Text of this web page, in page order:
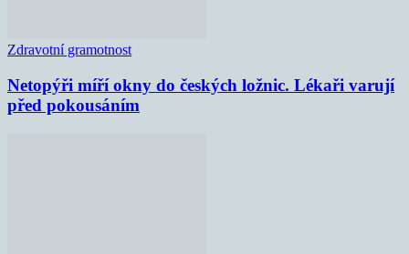
Zdravotní gramotnost
Netopýři míří okny do českých ložnic. Lékaři varují
před pokousáním